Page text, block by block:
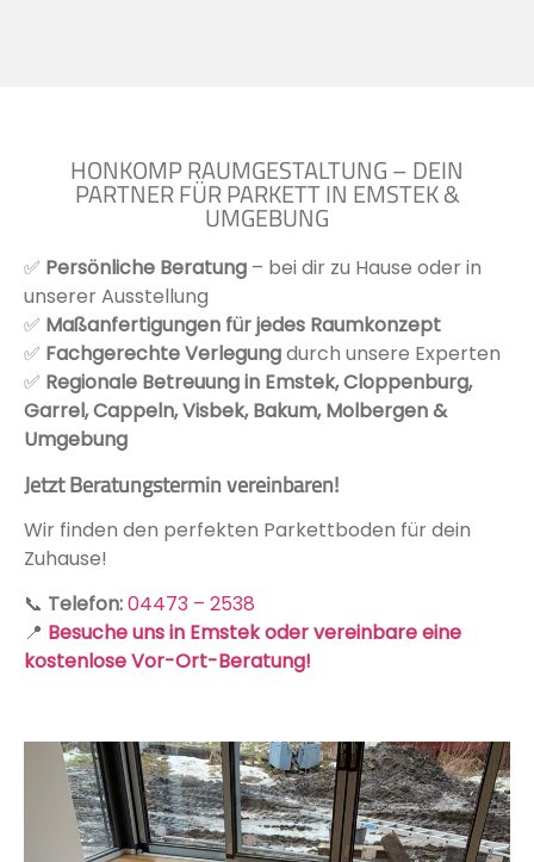
HONKOMP RAUMGESTALTUNG – DEIN
PARTNER FÜR PARKETT IN EMSTEK &
UMGEBUNG
✅ Persönliche Beratung – bei dir zu Hause oder in
unserer Ausstellung
✅ Maßanfertigungen für jedes Raumkonzept
✅ Fachgerechte Verlegungdurch unsere Experten
✅ Regionale Betreuung in Emstek, Cloppenburg,
Garrel, Cappeln, Visbek, Bakum, Molbergen &
Umgebung
Jetzt Beratungstermin vereinbaren!
Wir finden den perfekten Parkettboden für dein
Zuhause!
📞 Telefon:04473 – 2538
📍 Besuche uns in Emstek oder vereinbare eine
kostenlose Vor-Ort-Beratung!